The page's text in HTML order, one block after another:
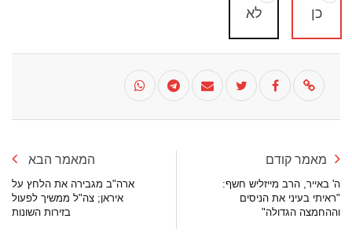
כן לא
מאמר קודם
ה' באייר, הרב מייזליש חשף:
"ראיתי בעיני את הניסים
וההחמצה הגדולה"
המאמר הבא
ארה"ב מגבירה את הלחץ על
איראן; צה"ל ממשיך לפעול
בזירות השונות